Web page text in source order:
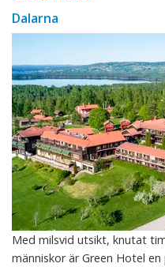
Dalarna
Med milsvid utsikt, knutat
människor är Green Hotel